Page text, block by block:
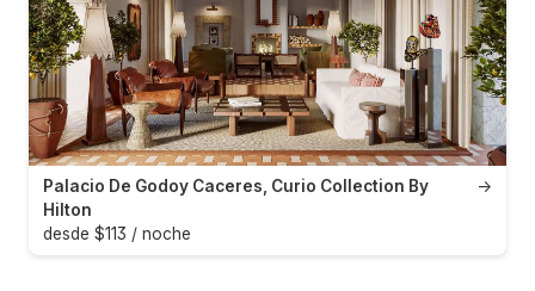
→
Palacio De Godoy Caceres, Curio Collection By
Hilton
desde $113 / noche